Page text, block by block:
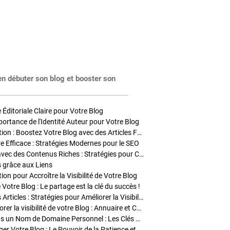
débuter son blog et booster son
Éditoriale Claire pour Votre Blog
de l'Identité Auteur pour Votre Blog
Stratégies de Publication : Boostez Votre Blog avec des Articles Fréquents et Exclusifs
Efficace : Stratégies Modernes pour le SEO
Enrichir Vos Articles avec des Contenus Riches : Stratégies pour Captiver et Optimiser
grâce aux Liens
pour Accroître la Visibilité de Votre Blog
Blog : Le partage est la clé du succès !
Optimisation SEO des Articles : Stratégies pour Améliorer la Visibilité de Votre Blog
Stratégies pour améliorer la visibilité de votre Blog : Annuaire et Collaborations
Pourquoi Investir dans un Nom de Domaine Personnel : Les Clés de la Réussite de Votre Blog